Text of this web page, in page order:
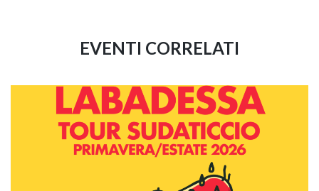
EVENTI CORRELATI